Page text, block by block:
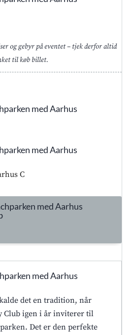
og gebyr på eventet – tjek derfor altid
til køb billet.
med Aarhus
med Aarhus
C
med Aarhus
med Aarhus
det en tradition, når
Club igen i år inviterer til
Det er den perfekte